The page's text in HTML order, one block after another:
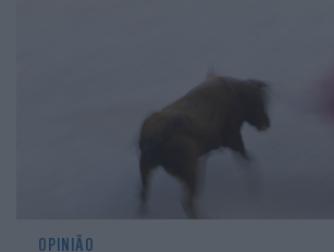
OPINIÃO